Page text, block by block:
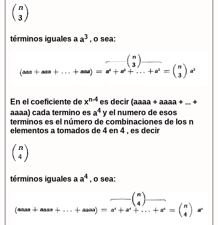
términos iguales a a3 , o sea:
En el coeficiente de xn-4es decir (aaaa + aaaa + ... +
aaaa) cada termino es a4y el numero de esos
terminos es el número de combinaciones de los n
elementos a tomados de 4 en 4 , es decir
términos iguales a a4, o sea: